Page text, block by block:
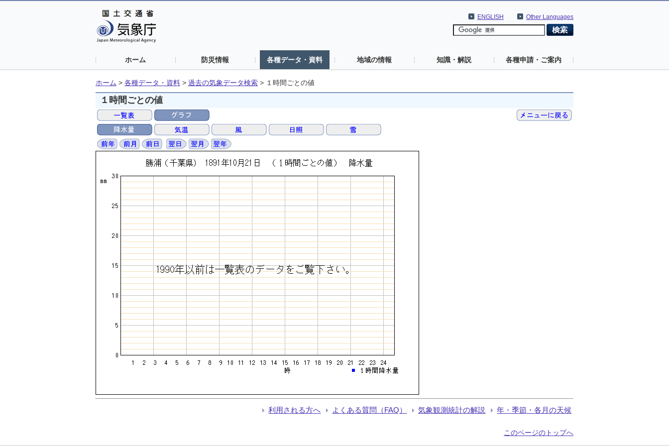
Other Languages
ENGLISH
ホーム 防災情報 各種データ・資料 地域の情報 知識・解説 各種申請・ご案内
ホーム > 各種データ・資料 > 過去の気象データ検索 > １時間ごとの値
１時間ごとの値
利用される方へ よくある質問（FAQ） 気象観測統計の解説 年・季節・各月の天候
このページのトップへ